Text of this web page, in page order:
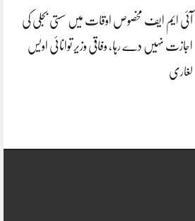
آئی ایم ایف مخصوص اوقات میں سستی بجلی کی
اجازت نہیں دے رہا، وفاقی وزیر توانائی اویس
لغاری